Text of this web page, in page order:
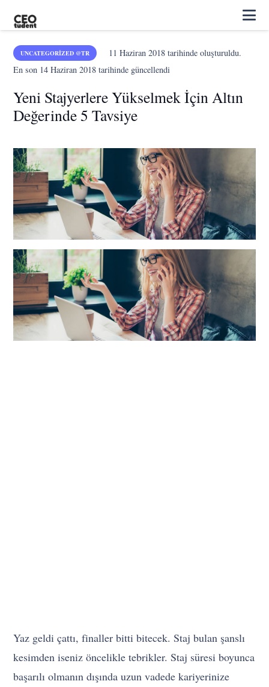
UNCATEGORIZED @TR 11 Haziran 2018tarihinde oluşturuldu.
En son 14 Haziran 2018 tarihinde güncellendi
Yeni Stajyerlere Yükselmek İçin Altın
Değerinde 5 Tavsiye
Yaz geldi çattı, finaller bitti bitecek. Staj bulan şanslı
kesimden iseniz öncelikle tebrikler. Staj süresi boyunca
başarılı olmanın dışında uzun vadede kariyerinize